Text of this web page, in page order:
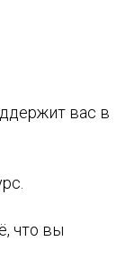
вас в
что вы